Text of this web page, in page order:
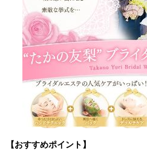
【おすすめポイント】